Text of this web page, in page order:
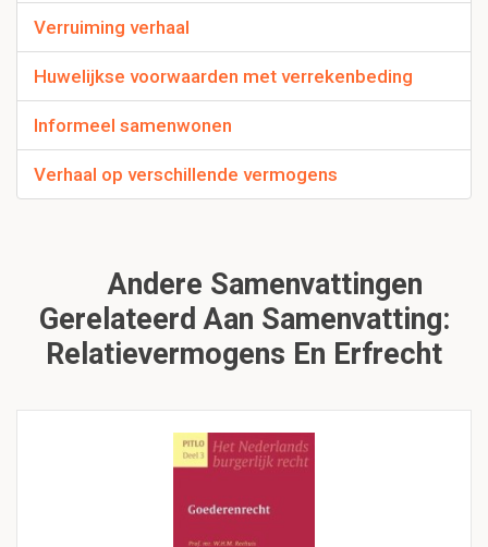
Verruiming verhaal
Huwelijkse voorwaarden met verrekenbeding
Informeel samenwonen
Verhaal op verschillende vermogens
Andere Samenvattingen
Gerelateerd Aan Samenvatting:
Relatievermogens En Erfrecht